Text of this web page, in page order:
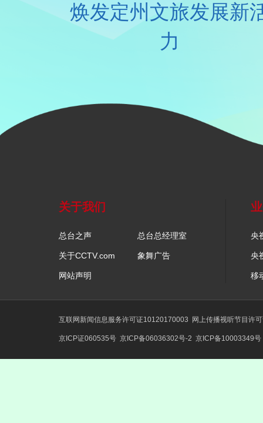
焕发定州文旅发展新
力
关于我们
总台之声 总台总经理室
关于CCTV.com 象舞广告
网站声明
央
央
移
互联网新闻信息服务许可证10120170003 网上传播视听节目许
京ICP证060535号 京ICP备06036302号-2 京ICP备10003349号